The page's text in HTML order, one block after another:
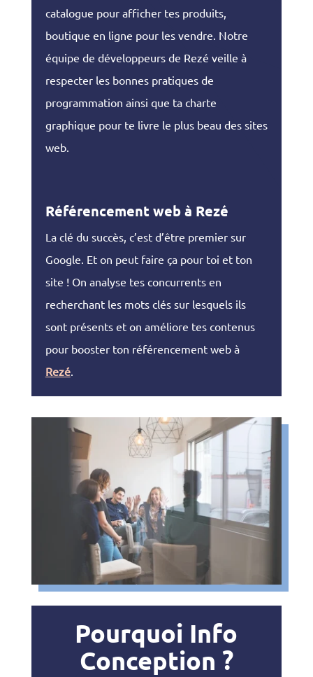
catalogue pour afficher tes produits,
boutique en ligne pour les vendre. Notre
équipe de développeurs de Rezé veille à
respecter les bonnes pratiques de
programmation ainsi que ta charte
graphique pour te livre le plus beau des sites
web.
Référencement web à Rezé
La clé du succès, c’est d’être premier sur
Google. Et on peut faire ça pour toi et ton
site ! On analyse tes concurrents en
recherchant les mots clés sur lesquels ils
sont présents et on améliore tes contenus
pour booster ton référencement web à
Rezé.
Pourquoi Info
Conception ?